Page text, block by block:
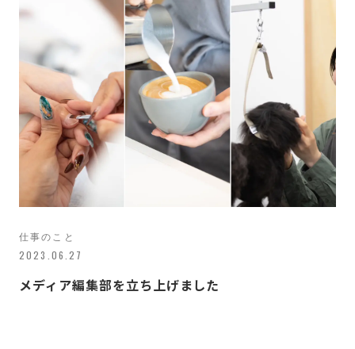
仕事のこと
2023.06.27
メディア編集部を立ち上げました